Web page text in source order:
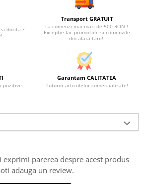
dorita ?
Transport GRATUIT
La comenzi mai mari de 500 RON !
Exceptie fac promotiile si comenzile
din afara tarii!!
pozitive.
Garantam CALITATEA
Tuturor articolelor comercializate!
exprimi parerea despre acest produs
adauga un review.